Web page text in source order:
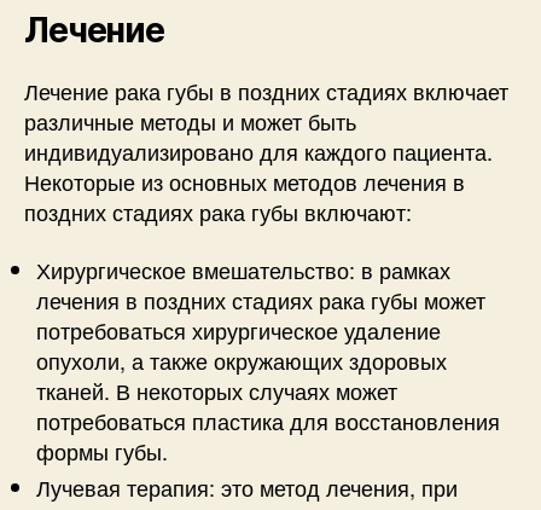
Лечение
Лечение рака губы в поздних стадиях включает
различные методы и может быть
индивидуализировано для каждого пациента.
Некоторые из основных методов лечения в
поздних стадиях рака губы включают:
Хирургическое вмешательство: в рамках
лечения в поздних стадиях рака губы может
потребоваться хирургическое удаление
опухоли, а также окружающих здоровых
тканей. В некоторых случаях может
потребоваться пластика для восстановления
формы губы.
Лучевая терапия: это метод лечения, при